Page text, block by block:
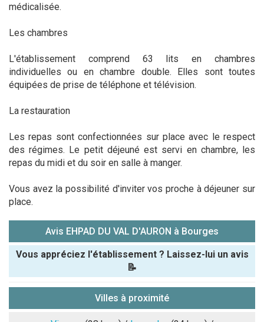
médicalisée.
Les chambres
L'établissement comprend 63 lits en chambres
individuelles ou en chambre double. Elles sont toutes
équipées de prise de téléphone et télévision.
La restauration
Les repas sont confectionnées sur place avec le respect
des régimes. Le petit déjeuné est servi en chambre, les
repas du midi et du soir en salle à manger.
Vous avez la possibilité d'inviter vos proche à déjeuner sur
place.
Avis EHPAD DU VAL D'AURON à Bourges
Vous appréciez l'établissement ? Laissez-lui un avis
📝
Villes à proximité